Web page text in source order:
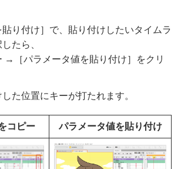
貼り付け］で、貼り付けしたいタイムラ
たら、
→［パラメータ値を貼り付け］をクリ
た位置にキーが打たれます。
コピー パラメータ値を貼り付け